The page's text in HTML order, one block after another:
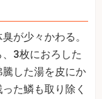
が少々かわる。
3枚におろした
した湯を皮にか
た鱗も取り除く